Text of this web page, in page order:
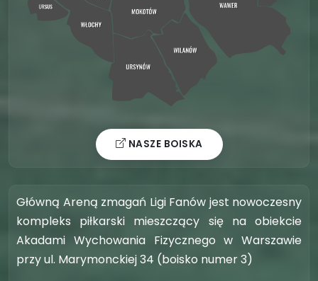
NASZE BOISKA
Główną Areną zmagań Ligi Fanów jest nowoczesny
kompleks piłkarski mieszczący się na obiekcie
Akadami Wychowania Fizycznego w Warszawie
przy ul. Marymonckiej 34 (boisko numer 3)